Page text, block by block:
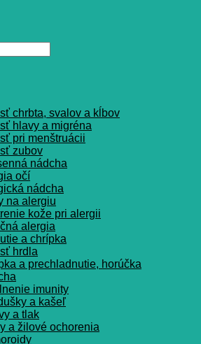
chrbta, svalov a kĺbov
hlavy a migréna
pri menštruácii
zubov
nádcha
očí
nádcha
na alergiu
kože pri alergii
alergia
a chrípka
hrdla
a prechladnutie, horúčka
imunity
a kašeľ
a tlak
a žilové ochorenia